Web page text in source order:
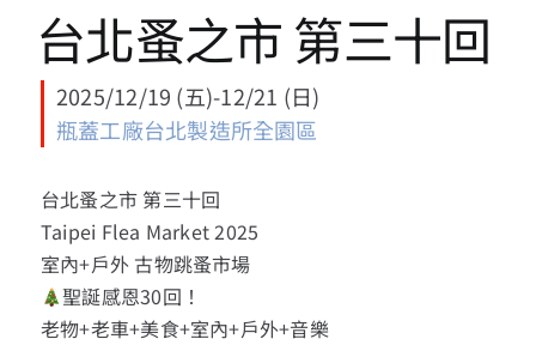
13+實證場域
園區資源
關於我們
台北蚤之市 第三十回
2025/12/19 (五)-12/21 (日)
瓶蓋工廠台北製造所全園區
台北蚤之市 第三十回
Taipei Flea Market 2025
室內+戶外 古物跳蚤市場
聖誕感恩30回！
老物+老車+美食+室內+戶外+音樂